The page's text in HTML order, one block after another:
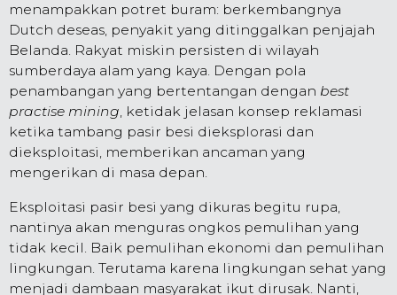
menampakkan potret buram: berkembangnya
Dutch deseas, penyakit yang ditinggalkan penjajah
Belanda. Rakyat miskin persisten di wilayah
sumberdaya alam yang kaya. Dengan pola
penambangan yang bertentangan dengan best
practise mining, ketidak jelasan konsep reklamasi
ketika tambang pasir besi dieksplorasi dan
dieksploitasi, memberikan ancaman yang
mengerikan di masa depan.
Eksploitasi pasir besi yang dikuras begitu rupa,
nantinya akan menguras ongkos pemulihan yang
tidak kecil. Baik pemulihan ekonomi dan pemulihan
lingkungan. Terutama karena lingkungan sehat yang
menjadi dambaan masyarakat ikut dirusak. Nanti,